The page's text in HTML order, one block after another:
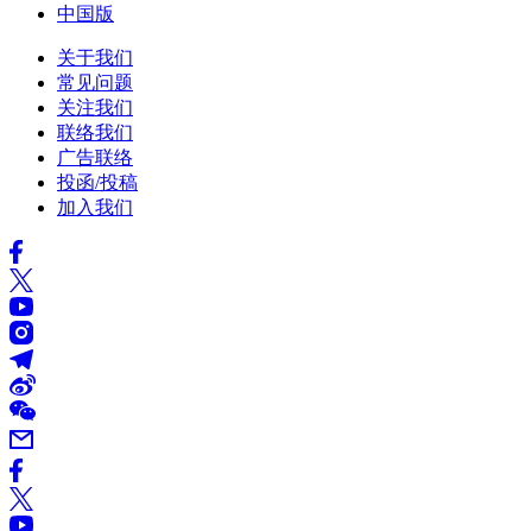
中国版
关于我们
常见问题
关注我们
联络我们
广告联络
投函/投稿
加入我们